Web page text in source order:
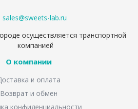
sales@sweets-lab.ru
осуществляется транспортной
компанией
О компании
и оплата
Возврат и обмен
конфиденциальности